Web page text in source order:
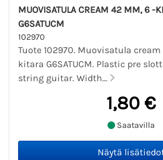
MUOVISATULA CREAM 42 MM, 6 -
G6SATUCM
102970
Tuote 102970. Muovisatula
kitara G6SATUCM. Plastic pre
string guitar. Width...
1,80 €
Saatavilla